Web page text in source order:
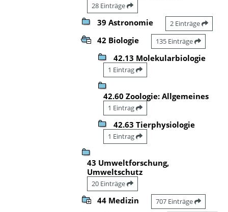
28 Einträge
39 Astronomie 2 Einträge
42 Biologie 135 Einträge
42.13 Molekularbiologie
1 Eintrag
42.60 Zoologie: Allgemeines
1 Eintrag
42.63 Tierphysiologie
1 Eintrag
43 Umweltforschung,
Umweltschutz
20 Einträge
44 Medizin 707 Einträge